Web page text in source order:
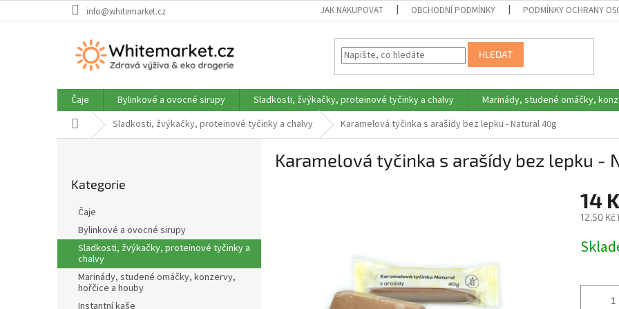
na
info@whitemarket.cz JAK NAKUPOVAT OBCHODNÍ PODMÍNKY PODMÍNKY OCHRANY
HLEDAT
Čaje Bylinkové a ovocné sirupy Sladkosti, žvýkačky, proteinové tyčinky a chalvy Marinády, studené omáčky,
Domů Sladkosti, žvýkačky, proteinové tyčinky a chalvy Karamelová tyčinka s arašídy bez lepku - Natural 40g
n
í
kategorie
Kategorie
Čaje
Bylinkové a ovocné sirupy
Sladkosti, žvýkačky, proteinové tyčinky a
chalvy
Marinády, studené omáčky, konzervy,
hořčice a houby
Instantní kaše
Karamelová tyčinka s arašídy bez lepku -
14
12,50 Kč
cena: